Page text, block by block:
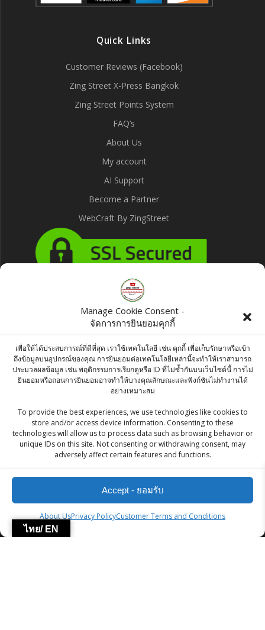
Manage Cookie Consent -
จัดการการยินยอมคุกกี้
เพื่อให้ได้ประสบการณ์ที่ดีที่สุด เราใช้เทคโนโลยี เช่น คุกกี้ เพื่อเก็บรักษาหรือเข้า
ถึงข้อมูลบนอุปกรณ์ของคุณ การยินยอมต่อเทคโนโลยีเหล่านี้จะทำให้เราสามารถ
ประมวลผลข้อมูล เช่น พฤติกรรมการเรียกดูหรือ ID ที่ไม่ซ้ำกันบนเว็บไซต์นี้ การไม่
ยินยอมหรือถอนการยินยอมอาจทำให้บางคุณลักษณะและฟังก์ชันไม่ทำงานได้
อย่างเหมาะสม
To provide the best experiences, we use technologies like cookies to
store and/or access device information. Consenting to these
technologies will allow us to process data such as browsing behavior or
unique IDs on this site. Not consenting or withdrawing consent, may
adversely affect certain features and functions.
Accept - ยอมรับ
About UsPrivacy PolicyCustomer Terms and Conditions
Quick Links
Customer Reviews (Facebook)
Zing Street X-Press Bangkok
Zing Street Points System
FAQ’s
About Us
My account
AI Support
Become a Partner
WebCraft By ZingStreet
Products
฿49.00
KC Rai / Mustard Seeds / เมล็ดมัสตาร์ด- 100g
35.00
Bikano Bhujia 400g
฿100.00 Original
price
was:
฿100.00.
฿ 95.00Current
price
is:
฿95.00.
ZingStreet Co.,Ltd
ไทย/ EN